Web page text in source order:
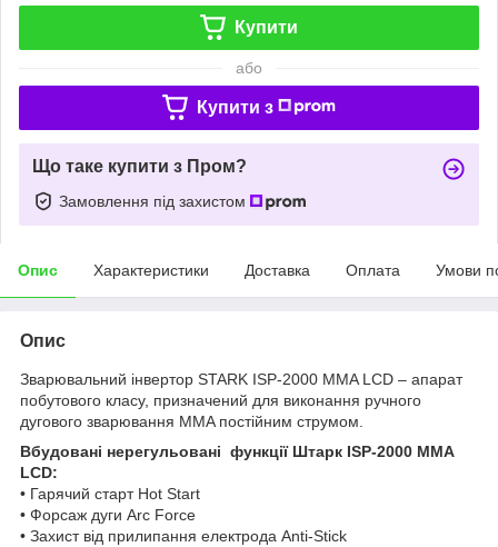
Купити
або
Купити з
Що таке купити з Пром?
Замовлення під захистом
Опис Характеристики Доставка Оплата Умови
Опис
Зварювальний інвертор STARK ISP-2000 MMA LCD – апарат
побутового класу, призначений для виконання ручного
дугового зварювання MMA постійним струмом.
Вбудовані нерегульовані функції Штарк ISP-2000 MMA
LCD:
• Гарячий старт Hot Start
• Форсаж дуги Arc Force
• Захист від прилипання електрода Anti-Stick